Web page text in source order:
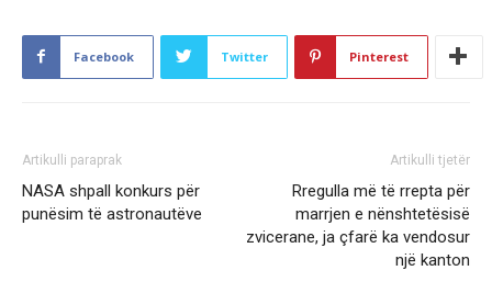
Facebook Twitter Pinterest
Artikulli paraprak
NASA shpall konkurs për
punësim të astronautëve
Artikulli tjetër
Rregulla më të rrepta për
marrjen e nënshtetësisë
zvicerane, ja çfarë ka vendosur
një kanton